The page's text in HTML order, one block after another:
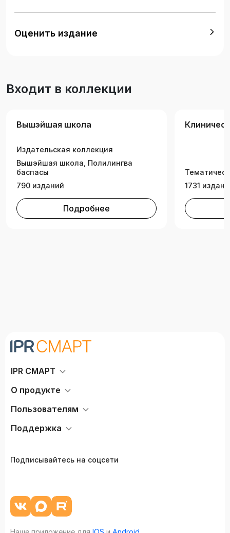
составленными тестами на понимание
изучаемых вопросов, что подчеркивает
новаторский характер данного пособия, его
«Медико-профилактическое дело»,
ординаторам, аспирантам, студентам других
английском языке.
Оценить издание
Входит в коллекции
Вышэйшая школа
Издательская коллекция
Вышэйшая школа, Полилингва
баспасы
790 изданий
Подробнее
1731
IPR СМАРТ
О продукте
Пользователям
Поддержка
Подписывайтесь на соцсети